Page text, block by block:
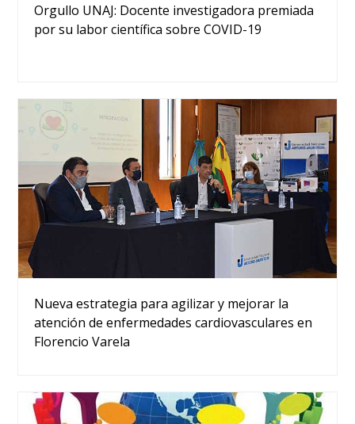
Orgullo UNAJ: Docente investigadora premiada
por su labor científica sobre COVID-19
Nueva estrategia para agilizar y mejorar la
atención de enfermedades cardiovasculares en
Florencio Varela